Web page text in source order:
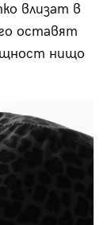
влизат в
оставят
нищо